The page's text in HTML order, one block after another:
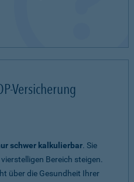
Versicherung
schwer kalkulierbar. Sie
Bereich steigen.
über die Gesundheit Ihrer